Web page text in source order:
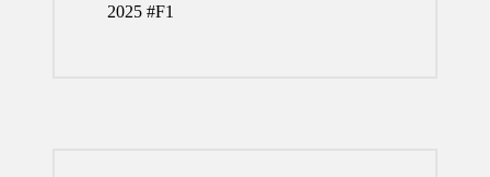
2025 #F1